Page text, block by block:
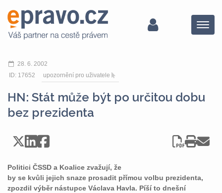
Menu
28. 6. 2002
ID: 17652
upozornění pro uživatele
HN: Stát může být po určitou dobu
bez prezidenta
Politici ČSSD a Koalice zvažují, že
by se kvůli jejich snaze prosadit přímou volbu prezidenta,
zpozdil výběr nástupce Václava Havla. Píší to dnešní